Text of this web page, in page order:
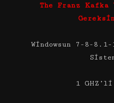
The Franz Kafka
Windowsun 7-8-
1